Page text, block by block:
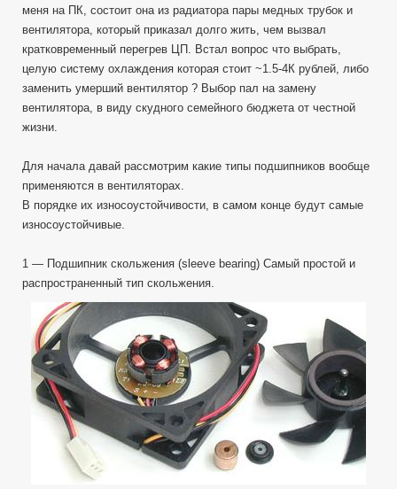
меня на ПК, состоит она из радиатора пары медных трубок и
вентилятора, который приказал долго жить, чем вызвал
кратковременный перегрев ЦП. Встал вопрос что выбрать,
целую систему охлаждения которая стоит ~1.5-4К рублей, либо
заменить умерший вентилятор ? Выбор пал на замену
вентилятора, в виду скудного семейного бюджета от честной
жизни.
Для начала давай рассмотрим какие типы подшипников вообще
применяются в вентиляторах.
В порядке их износоустойчивости, в самом конце будут самые
износоустойчивые.
1 — Подшипник скольжения (sleeve bearing) Самый простой и
распространенный тип скольжения.